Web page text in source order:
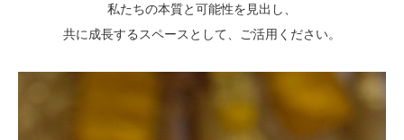
私たちの本質と可能性を見出し、
共に成長するスペースとして、ご活用ください。